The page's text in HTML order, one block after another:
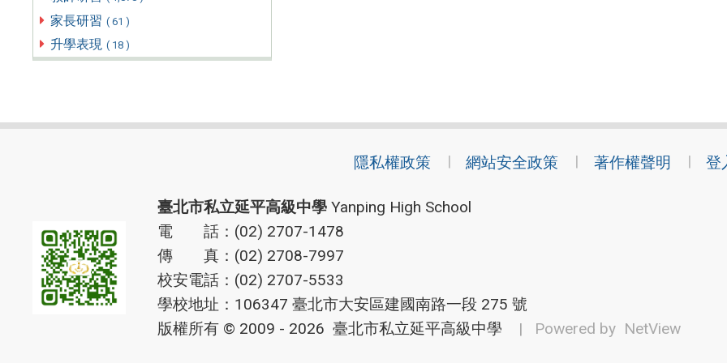
家長研習 ( 61 )
升學表現 ( 18 )
隱私權政策 網站安全政策 著作權聲明 登
臺北市私立延平高級中學Yanping High School
電 話：(02) 2707-1478
傳 真：(02) 2708-7997
校安電話：(02) 2707-5533
學校地址：106347 臺北市大安區建國南路一段 275 號
版權所有 © 2009 - 2026 臺北市私立延平高級中學 | Powered by NetView